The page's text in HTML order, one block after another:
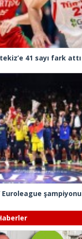
41 sayı fark attı
Euroleague şampiyonu